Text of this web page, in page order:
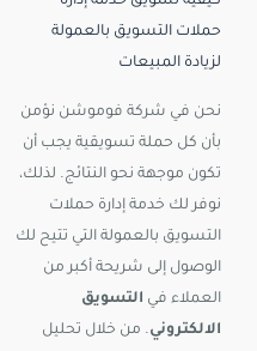
حملات التسويق بالعمولة
لزيادة المبيعات
نحن في شركة فوموشن نؤمن
بأن كل حملة تسويقية يجب أن
تكون موجهة نحو النتائج. لذلك،
نوفر لك خدمة إدارة حملات
التسويق بالعمولة التي تتيح لك
الوصول إلى شريحة أكبر من
العملاء في التسويق
الالكتروني. من خلال تحليل